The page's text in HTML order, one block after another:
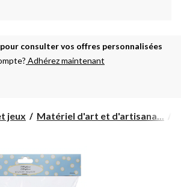
consulter vos offres personnalisées
Adhérez maintenant
jeux Matériel d'art et d'artisana...